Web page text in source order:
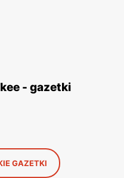
- gazetki
GAZETKI